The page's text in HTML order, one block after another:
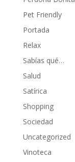
Pet Friendly
Portada
Relax
Sabías qué…
Salud
Satírica
Shopping
Sociedad
Uncategorized
Vinoteca